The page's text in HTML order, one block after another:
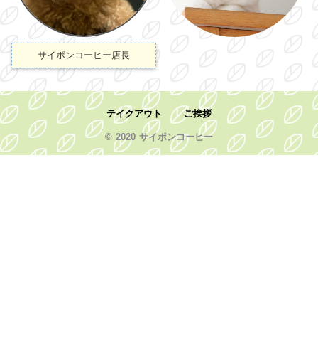
サイポンコーヒー店長
テイクアウト ご挨拶
© 2020 サイポンコーヒー